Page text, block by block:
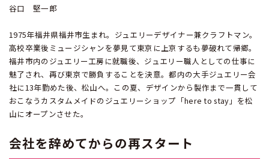
谷口 堅一郎
1975年福井県福井市生まれ。ジュエリーデザイナー兼クラフトマン。
高校卒業後ミュージシャンを夢見て東京に上京するも夢破れて帰郷。
福井市内のジュエリー工房に就職後、ジュエリー職人としての仕事に
魅了され、再び東京で勝負することを決意。都内の大手ジュエリー会
社に13年勤めた後、松山へ。この夏、デザインから製作まで一貫して
おこなうカスタムメイドのジュエリーショップ「here to stay」を松
山にオープンさせた。
会社を辞めてからの再スタート